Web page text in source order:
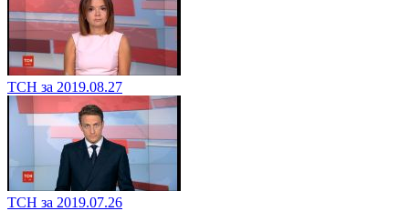
ТСН за 2019.08.27
ТСН за 2019.07.26